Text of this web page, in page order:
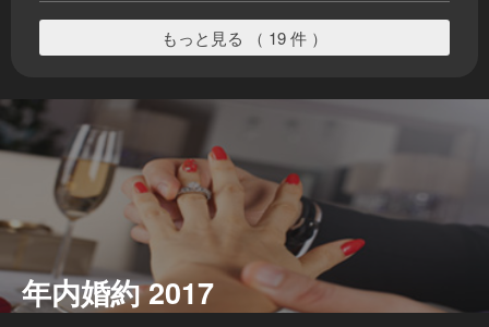
もっと見る （ 19 件 ）
年内婚約 2017